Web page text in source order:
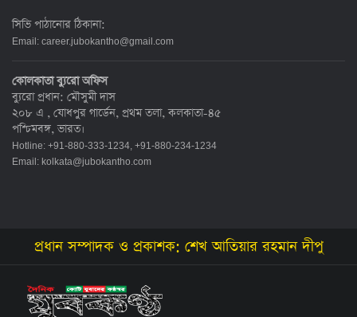
সিভি পাঠানোর ঠিকানা:
Email: career.jubokantho@gmail.com
কোলকাতা ব্যুরো অফিস
ব্যুরো প্রধান: মৌসুমী দাস
২০৮ এ , যোধপুর গার্ডেন, প্রথম তলা, কলকাতা-৪৫
পশ্চিমবঙ্গ, ভারত।
Hotline: +91-880-333-1234, +91-880-234-1234
Email: kolkata@jubokantho.com
প্রধান সম্পাদক ও প্রকাশক: শেখ আতিয়ার রহমান দীপু